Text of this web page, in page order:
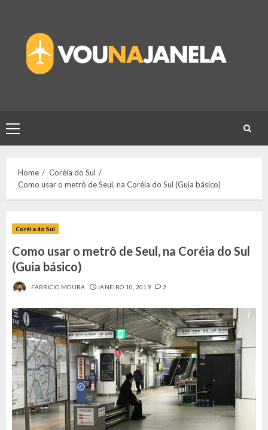
content
Primary
Menu
Home
Coréia do Sul
Como usar o metrô de Seul, na Coréia do Sul (Guia básico)
Coréia do Sul
Como usar o metrô de Seul, na Coréia do Sul
(Guia básico)
FABRICIO MOURA JANEIRO 10, 2019 2